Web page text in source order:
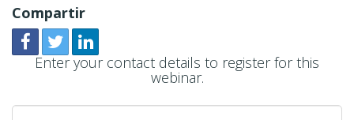
Compartir
Enter your contact details to register for this
webinar.